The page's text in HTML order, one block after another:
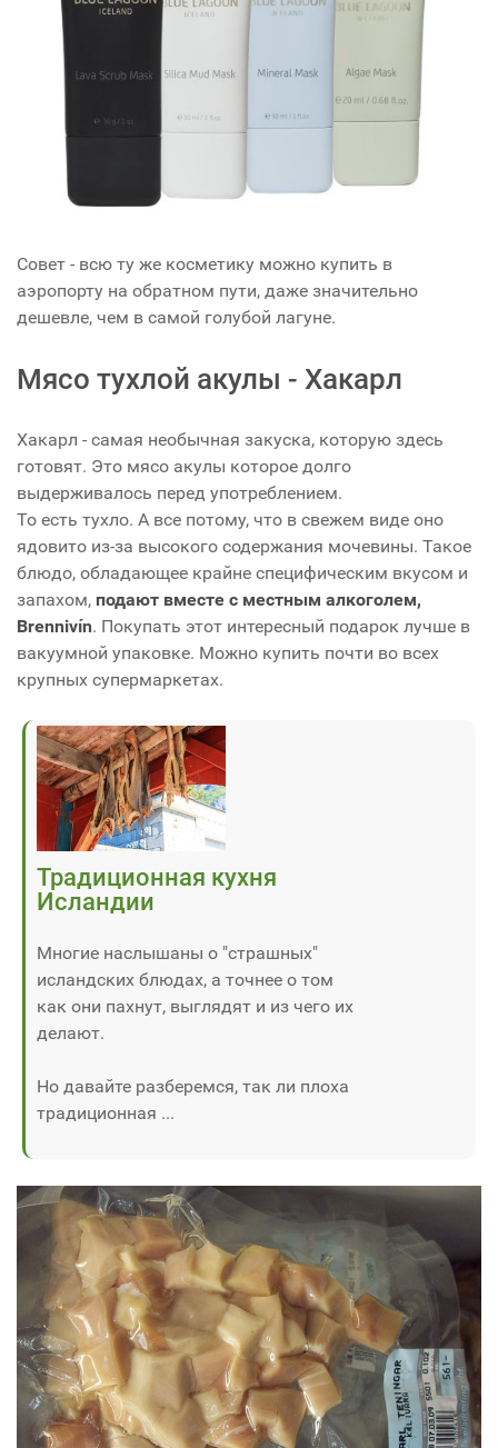
Совет - всю ту же косметику можно купить в
аэропорту на обратном пути, даже значительно
дешевле, чем в самой голубой лагуне.
Мясо тухлой акулы - Хакарл
Хакарл - самая необычная закуска, которую здесь
готовят. Это мясо акулы которое долго
выдерживалось перед употреблением.
То есть тухло. А все потому, что в свежем виде оно
ядовито из-за высокого содержания мочевины. Такое
блюдо, обладающее крайне специфическим вкусом и
запахом, подают вместе с местным алкоголем,
Brennivín. Покупать этот интересный подарок лучше в
вакуумной упаковке. Можно купить почти во всех
крупных супермаркетах.
Традиционная кухня
Исландии
Многие наслышаны о "страшных"
исландских блюдах, а точнее о том
как они пахнут, выглядят и из чего их
делают.
Но давайте разберемся, так ли плоха
традиционная ...